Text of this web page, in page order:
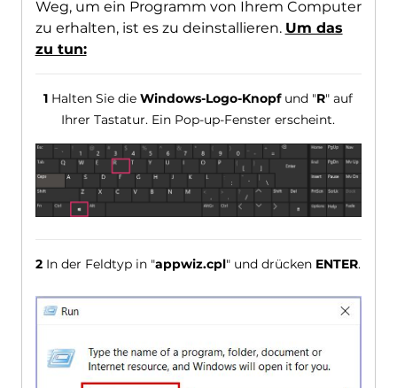
Weg, um ein Programm von Ihrem Computer
zu erhalten, ist es zu deinstallieren. Um das
zu tun:
1 Halten Sie dieWindows-Logo-Knopfund "R" auf
Ihrer Tastatur. Ein Pop-up-Fenster erscheint.
2 In der Feldtyp in "appwiz.cpl" und drücken ENTER.